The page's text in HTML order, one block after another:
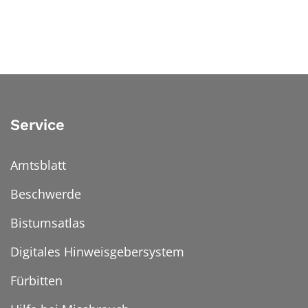
Service
Amtsblatt
Beschwerde
Bistumsatlas
Digitales Hinweisgebersystem
Fürbitten